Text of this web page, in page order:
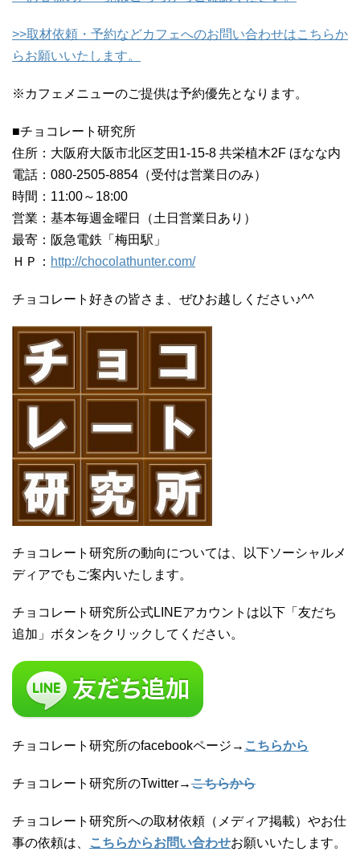
>>取材依頼・予約などカフェへのお問い合わせはこちらか
らお願いいたします。
※カフェメニューのご提供は予約優先となります。
■チョコレート研究所
住所：大阪府大阪市北区芝田1-15-8 共栄植木2F ほなな内
電話：080-2505-8854（受付は営業日のみ）
時間：11:00～18:00
営業：基本毎週金曜日（土日営業日あり）
最寄：阪急電鉄「梅田駅」
ＨＰ： http://chocolathunter.com/
チョコレート好きの皆さま、ぜひお越しください♪^^
チョコレート研究所の動向については、以下ソーシャルメ
ディアでもご案内いたします。
チョコレート研究所公式LINEアカウントは以下「友だち
追加」ボタンをクリックしてください。
チョコレート研究所のfacebookページ→ こちらから
チョコレート研究所のTwitter→こちらから
チョコレート研究所への取材依頼（メディア掲載）やお仕
事の依頼は、
こちらからお問い合わせお願いいたします。